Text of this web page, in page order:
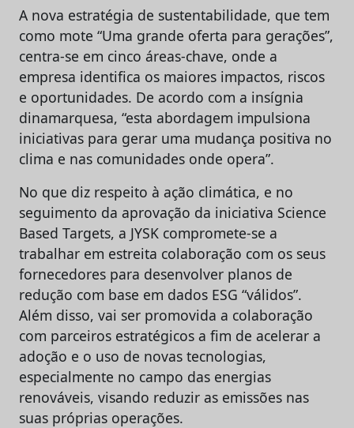
A nova estratégia de sustentabilidade, que tem
como mote “Uma grande oferta para gerações”,
centra-se em cinco áreas-chave, onde a
empresa identifica os maiores impactos, riscos
e oportunidades. De acordo com a insígnia
dinamarquesa, “esta abordagem impulsiona
iniciativas para gerar uma mudança positiva no
clima e nas comunidades onde opera”.
No que diz respeito à ação climática, e no
seguimento da aprovação da iniciativa Science
Based Targets, a JYSK compromete-se a
trabalhar em estreita colaboração com os seus
fornecedores para desenvolver planos de
redução com base em dados ESG “válidos”.
Além disso, vai ser promovida a colaboração
com parceiros estratégicos a fim de acelerar a
adoção e o uso de novas tecnologias,
especialmente no campo das energias
renováveis, visando reduzir as emissões nas
suas próprias operações.